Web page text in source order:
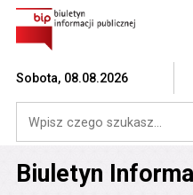
Sobota, 08.08.2026
Biuletyn